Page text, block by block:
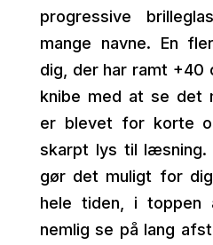
progressive
mange navne. En
dig, der har ramt +40
knibe med at se det
er blevet for korte
skarpt lys til læsning.
gør det muligt for
hele tiden, i toppen
nemlig se på lang